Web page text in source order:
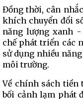
Đồng thời, cân
khích chuyển đổi
năng lượng xanh
chế phát triển các
sử dụng nhiều
môi trường.
Về chính sách tiền
bối cảnh lạm phát